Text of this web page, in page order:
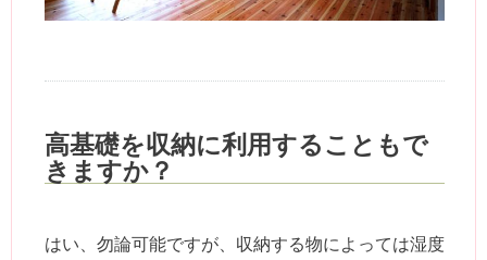
高基礎を収納に利用することもで
きますか？
はい、勿論可能ですが、収納する物によっては湿度